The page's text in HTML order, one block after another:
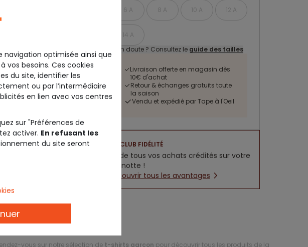
6 A 8 A 10 A 12 A
14 A
Un doute ? Consultez le guide des tailles
Livraison offerte en magasin dès
10€ d'achat
Retour & échanges gratuits toute
la saison
Vendu et expédié par Tape à l'Oeil
CLUB FIDÉLITÉ
5% de tous vos achats crédités sur votre
cagnotte !
Découvrir tous les avantages
vous sur notre sélection de t-shirts garçon pour découvrir tous les produits de la
navigation optimisée ainsi que
vos besoins. Ces cookies
du site, identifier les
ou par l’intermédiaire
en lien avec vos centres
sur "Préférences de
activer. En refusant les
du site seront